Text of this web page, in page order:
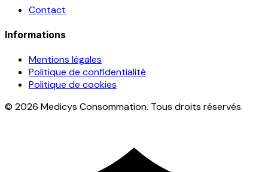
Contact
Informations
Mentions légales
Politique de confidentialité
Politique de cookies
© 2026 Medicys Consommation. Tous droits réservés.